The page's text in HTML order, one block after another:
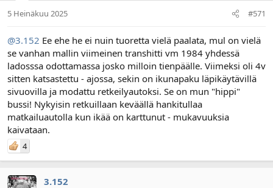
5 Heinäkuu 2025 #571
@3.152 Ee ehe he ei nuin tuoretta vielä paalata, mul on vielä
se vanhan mallin viimeinen transhitti vm 1984 yhdessä
ladosssa odottamassa josko milloin tienpäälle. Viimeksi oli 4v
sitten katsastettu - ajossa, sekin on ikunapaku läpikäytävillä
sivuovilla ja modattu retkeilyautoksi. Se on mun "hippi"
bussi! Nykyisin retkuillaan keväällä hankitullaa
matkailuautolla kun ikää on karttunut - mukavuuksia
kaivataan.
4
3.152